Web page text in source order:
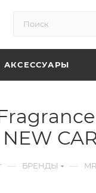
АКСЕССУАРЫ
NEW
— БРЕНДЫ —